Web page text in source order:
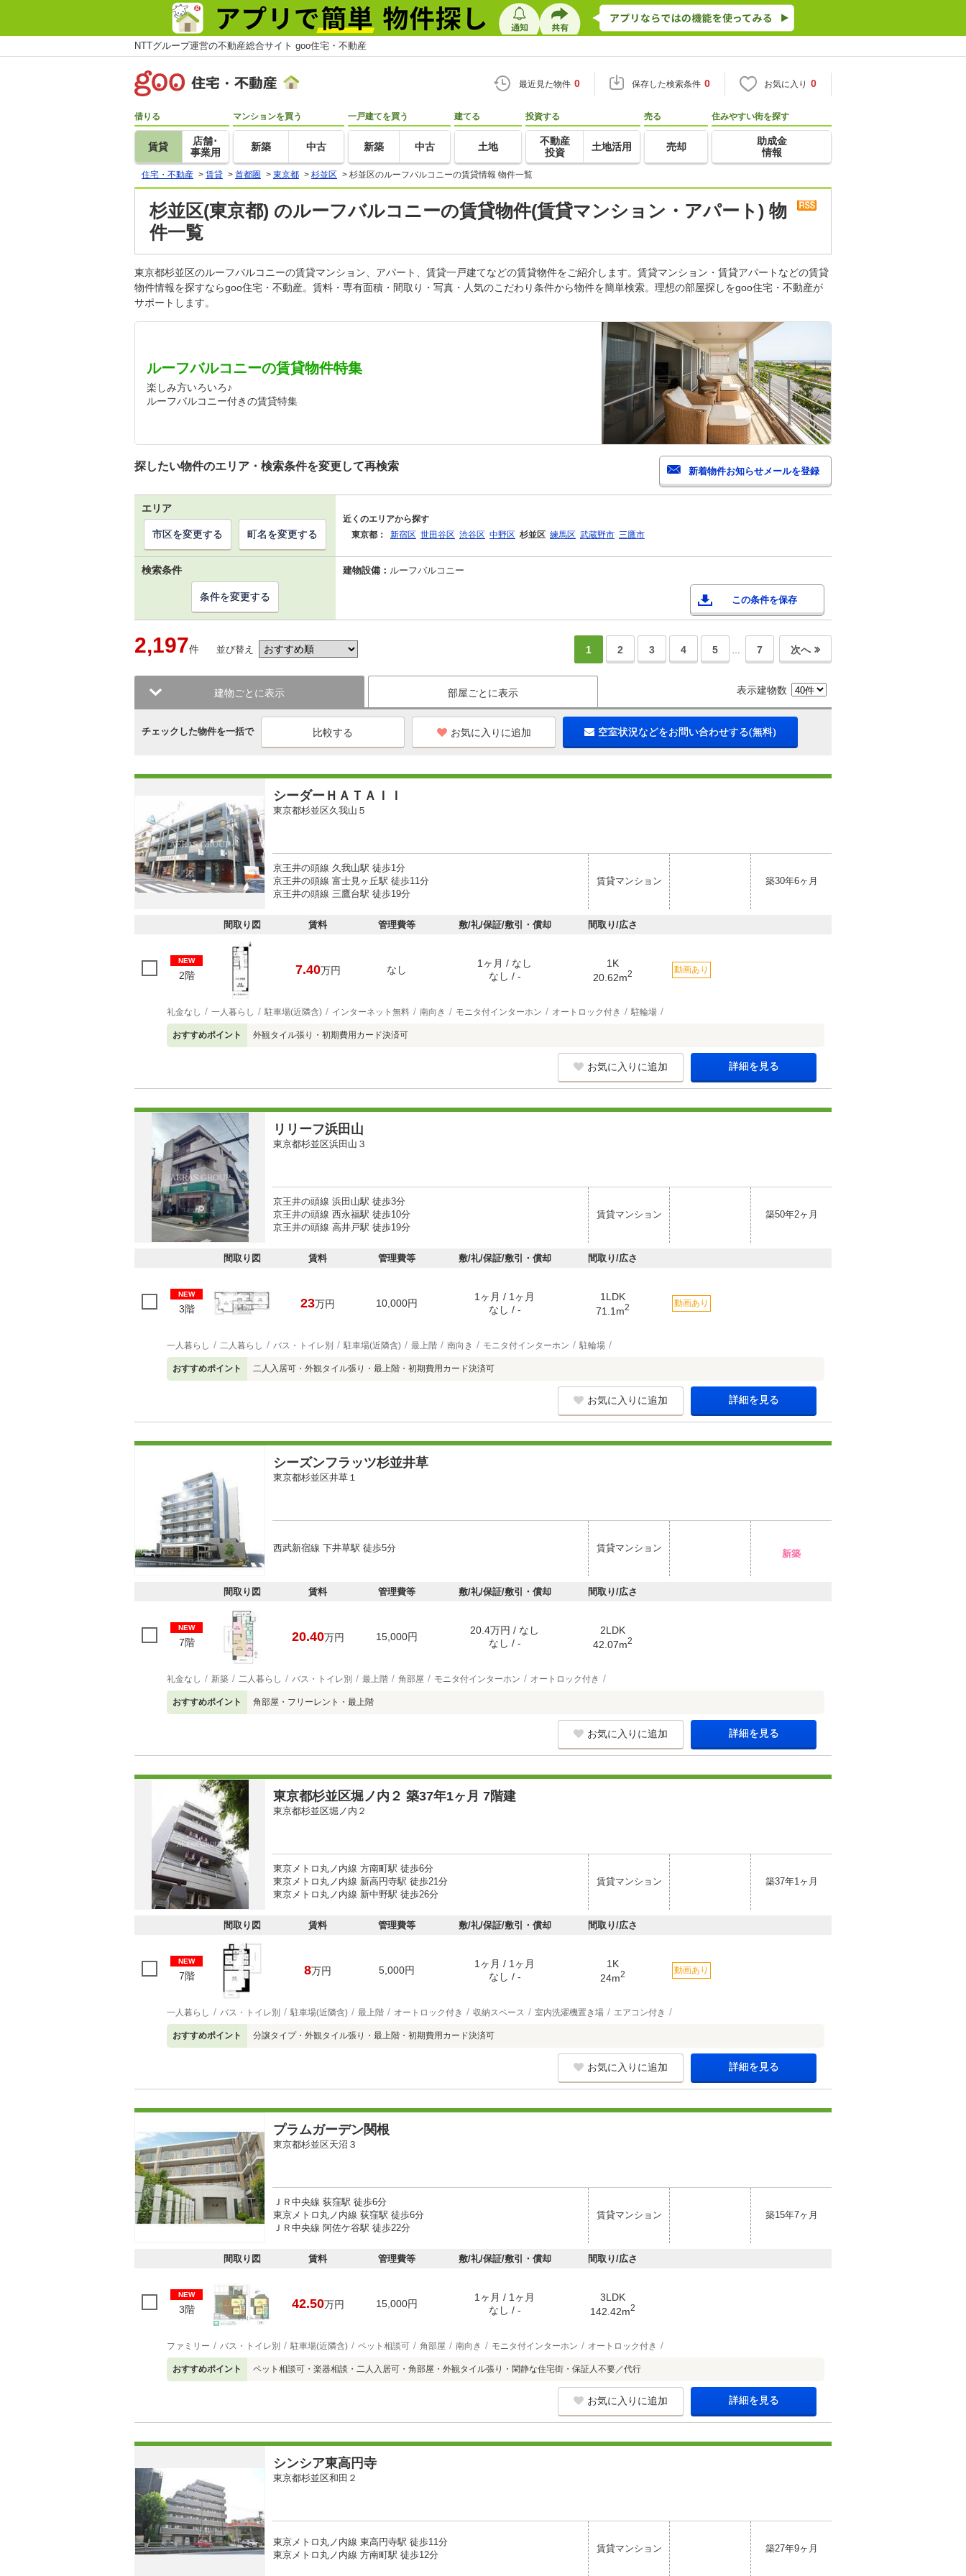
NTTグループ運営の不動産総合サイト goo住宅・不動産
最近見た物件 0 保存した検索条件 0 お気に入り 0
借りる
賃貸
店舗･
事業用
マンションを買う
新築 中古
一戸建てを買う
新築 中古
建てる
土地
投資する
不動産
投資
土地活用
売る
売却
住みやすい街を探す
助成金
情報
住宅・不動産 > 賃貸 > 首都圏 > 東京都 > 杉並区 > 杉並区のルーフバルコニーの賃貸情報 物件一覧
杉並区(東京都) のルーフバルコニーの賃貸物件(賃貸マンション・アパート) 物
件一覧
東京都杉並区のルーフバルコニーの賃貸マンション、アパート、賃貸一戸建てなどの賃貸物件をご紹介します。賃貸マンション・賃貸アパートなどの賃貸
物件情報を探すならgoo住宅・不動産。賃料・専有面積・間取り・写真・人気のこだわり条件から物件を簡単検索。理想の部屋探しをgoo住宅・不動産が
サポートします。
ルーフバルコニーの賃貸物件特集
楽しみ方いろいろ♪
ルーフバルコニー付きの賃貸特集
探したい物件のエリア・検索条件を変更して再検索
エリア
近くのエリアから探す
東京都：
新宿区 世田谷区 渋谷区 中野区 杉並区 練馬区 武蔵野市 三鷹市
市区を変更する 町名を変更する
検索条件 建物設備： ルーフバルコニー
この条件を保存
条件を変更する
2,197件 並び替え 1 2 3 4 5 … 7 次へ
建物ごとに表示 部屋ごとに表示 表示建物数
チェックした物件を一括で お気に入りに追加 空室状況などをお問い合わせする(無料)
シーダーＨＡＴＡＩＩ
東京都杉並区久我山５
京王井の頭線 久我山駅 徒歩1分
京王井の頭線 富士見ヶ丘駅 徒歩11分
京王井の頭線 三鷹台駅 徒歩19分
賃貸マンション 築30年6ヶ月
間取り図 賃料 管理費等 敷/礼/保証/敷引・償却 間取り/広さ
NEW
2階 7.40万円 なし
1ヶ月 / なし
なし / -
1K
20.62m2 動画あり
礼金なし 一人暮らし 駐車場(近隣含) インターネット無料 南向き モニタ付インターホン オートロック付き 駐輪場
おすすめポイント 外観タイル張り・初期費用カード決済可
お気に入りに追加 詳細を見る
リリーフ浜田山
東京都杉並区浜田山３
京王井の頭線 浜田山駅 徒歩3分
京王井の頭線 西永福駅 徒歩10分
京王井の頭線 高井戸駅 徒歩19分
賃貸マンション 築50年2ヶ月
間取り図 賃料 管理費等 敷/礼/保証/敷引・償却 間取り/広さ
NEW
3階 23万円 10,000円
1ヶ月 / 1ヶ月
なし / -
1LDK
71.1m2 動画あり
一人暮らし 二人暮らし バス・トイレ別 駐車場(近隣含) 最上階 南向き モニタ付インターホン 駐輪場
おすすめポイント 二人入居可・外観タイル張り・最上階・初期費用カード決済可
お気に入りに追加 詳細を見る
シーズンフラッツ杉並井草
東京都杉並区井草１
西武新宿線 下井草駅 徒歩5分 賃貸マンション
新築
間取り図 賃料 管理費等 敷/礼/保証/敷引・償却 間取り/広さ
NEW
7階 20.40万円 15,000円
20.4万円 / なし
なし / -
2LDK
42.07m2
礼金なし 新築 二人暮らし バス・トイレ別 最上階 角部屋 モニタ付インターホン オートロック付き
おすすめポイント 角部屋・フリーレント・最上階
お気に入りに追加 詳細を見る
東京都杉並区堀ノ内２ 築37年1ヶ月 7階建
東京都杉並区堀ノ内２
東京メトロ丸ノ内線 方南町駅 徒歩6分
東京メトロ丸ノ内線 新高円寺駅 徒歩21分
東京メトロ丸ノ内線 新中野駅 徒歩26分
賃貸マンション 築37年1ヶ月
間取り図 賃料 管理費等 敷/礼/保証/敷引・償却 間取り/広さ
NEW
7階 8万円 5,000円
1ヶ月 / 1ヶ月
なし / -
1K
24m2 動画あり
一人暮らし バス・トイレ別 駐車場(近隣含) 最上階 オートロック付き 収納スペース 室内洗濯機置き場 エアコン付き
おすすめポイント 分譲タイプ・外観タイル張り・最上階・初期費用カード決済可
お気に入りに追加 詳細を見る
プラムガーデン関根
東京都杉並区天沼３
ＪＲ中央線 荻窪駅 徒歩6分
東京メトロ丸ノ内線 荻窪駅 徒歩6分
ＪＲ中央線 阿佐ケ谷駅 徒歩22分
賃貸マンション 築15年7ヶ月
間取り図 賃料 管理費等 敷/礼/保証/敷引・償却 間取り/広さ
NEW
3階 42.50万円 15,000円
1ヶ月 / 1ヶ月
なし / -
3LDK
142.42m2
ファミリー バス・トイレ別 駐車場(近隣含) ペット相談可 角部屋 南向き モニタ付インターホン オートロック付き
おすすめポイント ペット相談可・楽器相談・二人入居可・角部屋・外観タイル張り・閑静な住宅街・保証人不要／代行
お気に入りに追加 詳細を見る
シンシア東高円寺
東京都杉並区和田２
東京メトロ丸ノ内線 東高円寺駅 徒歩11分
東京メトロ丸ノ内線 方南町駅 徒歩12分
賃貸マンション 築27年9ヶ月